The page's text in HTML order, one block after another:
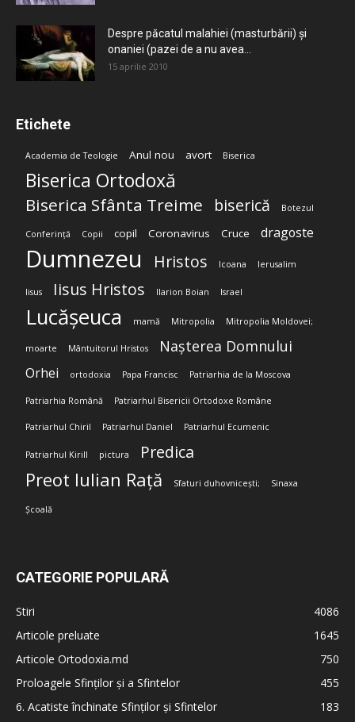
Despre păcatul malahiei (masturbării) şi
onaniei (pazei de a nu avea...
15 aprilie 2010
Etichete
Academia de Teologie Anul nou avort Biserica
Biserica Ortodoxă
Biserica Sfânta Treime biserică Botezul
Conferință Copii copil Coronavirus Cruce dragoste
Dumnezeu Hristos Icoana Ierusalim
Iisus Iisus Hristos Ilarion Boian Israel
Lucășeuca mamă Mitropolia Mitropolia Moldovei;
moarte Mântuitorul Hristos Nașterea Domnului
Orhei ortodoxia Papa Francisc Patriarhia de la Moscova
Patriarhia Română Patriarhul Bisericii Ortodoxe Române
Patriarhul Chiril Patriarhul Daniel Patriarhul Ecumenic
Patriarhul Kirill pictura Predica
Preot Iulian Rață Sfaturi duhovnicești; Sinaxa
Școală
CATEGORIE POPULARĂ
Stiri
4086
Articole preluate
1645
Articole Ortodoxia.md
750
Proloagele Sfinților și a Sfintelor
455
6. Acatiste închinate Sfinților și Sfintelor
183